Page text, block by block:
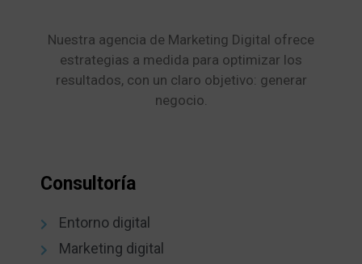
Nuestra agencia de Marketing Digital ofrece
estrategias a medida para optimizar los
resultados, con un claro objetivo: generar
negocio.
Consultoría
Entorno digital
Marketing digital